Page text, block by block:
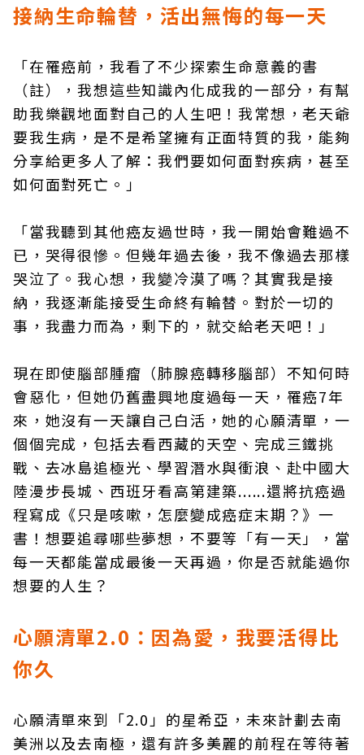
接納生命輪替，活出無悔的每一天
「在罹癌前，我看了不少探索生命意義的書
（註），我想這些知識內化成我的一部分，有幫
助我樂觀地面對自己的人生吧！我常想，老天爺
要我生病，是不是希望擁有正面特質的我，能夠
分享給更多人了解：我們要如何面對疾病，甚至
如何面對死亡。」
「當我聽到其他癌友過世時，我一開始會難過不
已，哭得很慘。但幾年過去後，我不像過去那樣
哭泣了。我心想，我變冷漠了嗎？其實我是接
納，我逐漸能接受生命終有輪替。對於一切的
事，我盡力而為，剩下的，就交給老天吧！」
現在即使腦部腫瘤（肺腺癌轉移腦部）不知何時
會惡化，但她仍舊盡興地度過每一天，罹癌7年
來，她沒有一天讓自己白活，她的心願清單，一
個個完成，包括去看西藏的天空、完成三鐵挑
戰、去冰島追極光、學習潛水與衝浪、赴中國大
陸漫步長城、西班牙看高第建築......還將抗癌過
程寫成《只是咳嗽，怎麼變成癌症末期？》一
書！想要追尋哪些夢想，不要等「有一天」，當
每一天都能當成最後一天再過，你是否就能過你
想要的人生？
心願清單2.0：因為愛，我要活得比
你久
心願清單來到「2.0」的星希亞，未來計劃去南
美洲以及去南極，還有許多美麗的前程在等待著